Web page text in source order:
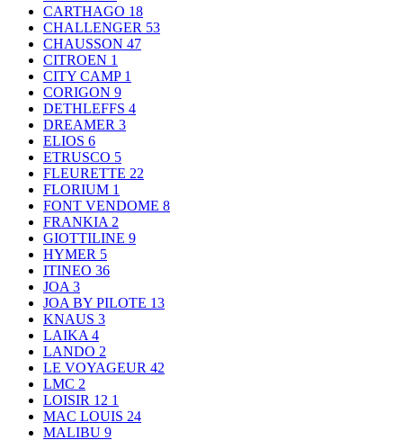
CARTHAGO 18
CHALLENGER 53
CHAUSSON 47
CITROEN 1
CITY CAMP 1
CORIGON 9
DETHLEFFS 4
DREAMER 3
ELIOS 6
ETRUSCO 5
FLEURETTE 22
FLORIUM 1
FONT VENDOME 8
FRANKIA 2
GIOTTILINE 9
HYMER 5
ITINEO 36
JOA 3
JOA BY PILOTE 13
KNAUS 3
LAIKA 4
LANDO 2
LE VOYAGEUR 42
LMC 2
LOISIR 12 1
MAC LOUIS 24
MALIBU 9